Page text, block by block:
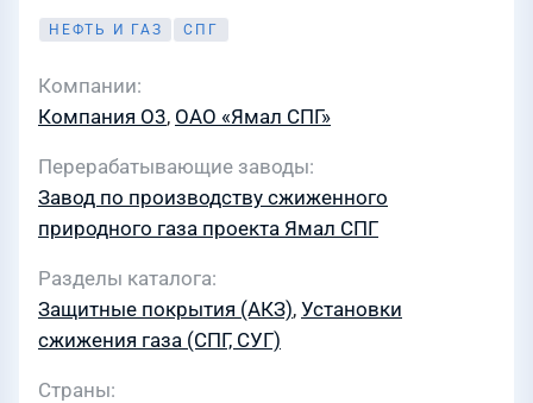
НЕФТЬ И ГАЗ СПГ
Компании
Компания О3, ОАО «Ямал СПГ»
Перерабатывающие заводы
Завод по производству сжиженного
природного газа проекта Ямал СПГ
Разделы каталога
Защитные покрытия (АКЗ), Установки
сжижения газа (СПГ, СУГ)
Страны